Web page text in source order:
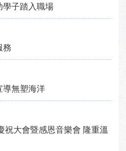
子踏入職場
務
導無塑海洋
祝大會暨感恩音樂會 隆重溫